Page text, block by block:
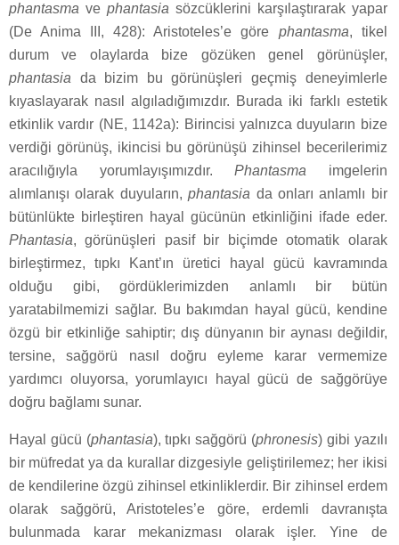
phantasma ve phantasia sözcüklerini karşılaştırarak yapar
(De Anima III, 428): Aristoteles’e göre phantasma, tikel
durum ve olaylarda bize gözüken genel görünüşler,
phantasia da bizim bu görünüşleri geçmiş deneyimlerle
kıyaslayarak nasıl algıladığımızdır. Burada iki farklı estetik
etkinlik vardır (NE, 1142a): Birincisi yalnızca duyuların bize
verdiği görünüş, ikincisi bu görünüşü zihinsel becerilerimiz
aracılığıyla yorumlayışımızdır.Phantasma imgelerin
alımlanışı olarak duyuların,phantasia da onları anlamlı bir
bütünlükte birleştiren hayal gücünün etkinliğini ifade eder.
Phantasia, görünüşleri pasif bir biçimde otomatik olarak
birleştirmez, tıpkı Kant’ın üretici hayal gücü kavramında
olduğu gibi, gördüklerimizden anlamlı bir bütün
yaratabilmemizi sağlar. Bu bakımdan hayal gücü, kendine
özgü bir etkinliğe sahiptir; dış dünyanın bir aynası değildir,
tersine, sağgörü nasıl doğru eyleme karar vermemize
yardımcı oluyorsa, yorumlayıcı hayal gücü de sağgörüye
doğru bağlamı sunar.
Hayal gücü (phantasia), tıpkı sağgörü (phronesis) gibi yazılı
bir müfredat ya da kurallar dizgesiyle geliştirilemez; her ikisi
de kendilerine özgü zihinsel etkinliklerdir. Bir zihinsel erdem
olarak sağgörü, Aristoteles’e göre, erdemli davranışta
bulunmada karar mekanizması olarak işler. Yine de